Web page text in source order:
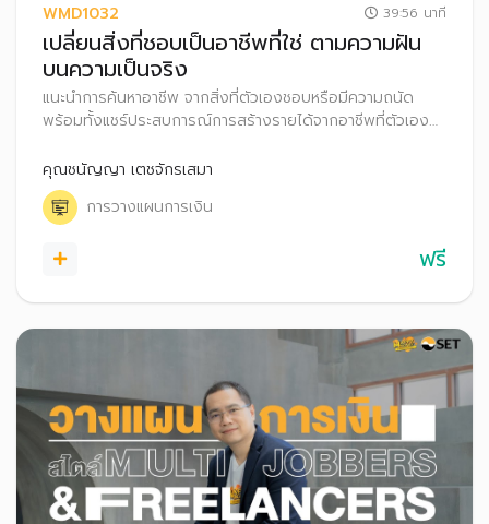
WMD1032 39:56 นาที
เปลี่ยนสิ่งที่ชอบเป็นอาชีพที่ใช่ ตามความฝัน
บนความเป็นจริง
แนะนำการค้นหาอาชีพ จากสิ่งที่ตัวเองชอบหรือมีความถนัด
พร้อมทั้งแชร์ประสบการณ์การสร้างรายได้จากอาชีพที่ตัวเอง
การเงินอย่างไรให้ยั่งยืน
คุณชนัญญา เตชจักรเสมา
การวางแผนการเงิน
ฟรี